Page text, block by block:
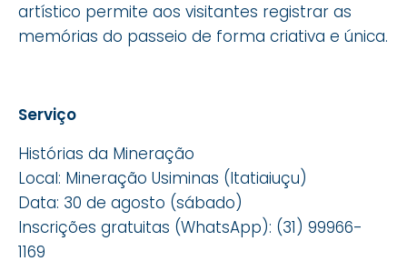
artístico permite aos visitantes registrar as
memórias do passeio de forma criativa e única.
Serviço
Histórias da Mineração
Local: Mineração Usiminas (Itatiaiuçu)
Data: 30 de agosto (sábado)
Inscrições gratuitas (WhatsApp): (31) 99966-
1169